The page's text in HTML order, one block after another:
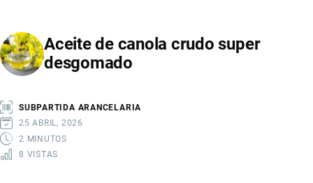
LA
PARRILLA
Aceite de canola crudo super
desgomado
SUBPARTIDA ARANCELARIA
25 ABRIL, 2026
2 MINUTOS
8 VISTAS